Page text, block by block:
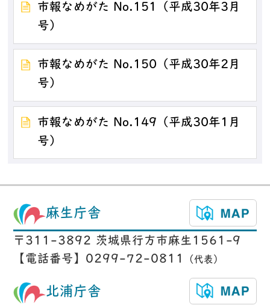
市報なめがた No.151（平成30年3月
号）
市報なめがた No.150（平成30年2月
号）
市報なめがた No.149（平成30年1月
号）
麻生庁舎
〒311-3892 茨城県行方市麻生1561-9
【電話番号】0299-72-0811
（代表）
北浦庁舎